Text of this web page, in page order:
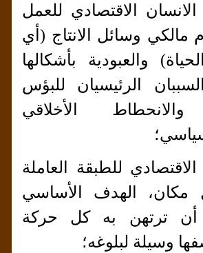
الاقتصادي للعمل
وسائل الانتاج (أي
والعبودية بأشكالها
الرئيسيان للبؤس
والانحطاط الأخلاقي
الاقتصادي للطبقة العاملة
الهدف الأساسي
أن ترتهن به كل حركة
وسيلة لبلوغه؛